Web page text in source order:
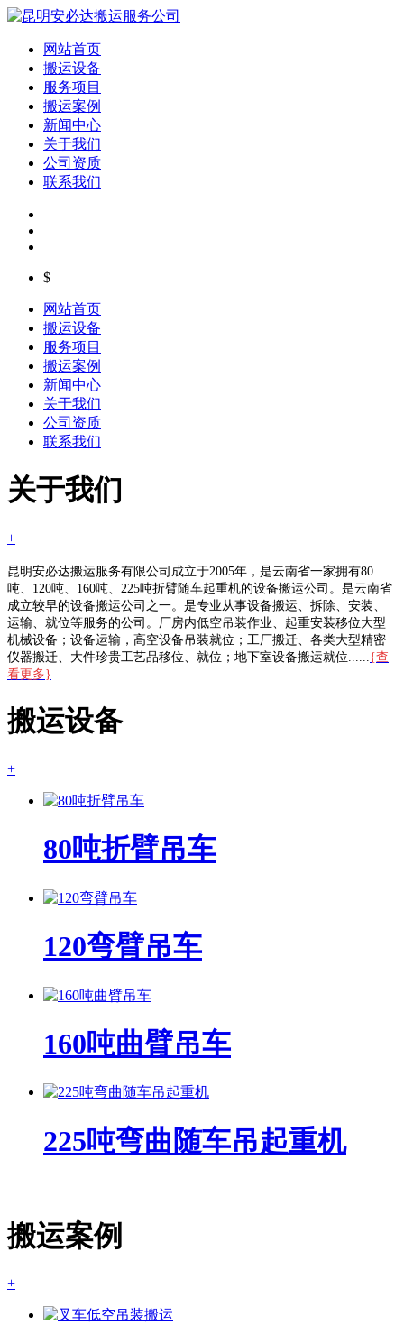
网站首页
搬运设备
服务项目
搬运案例
新闻中心
关于我们
公司资质
联系我们
$
网站首页
搬运设备
服务项目
搬运案例
新闻中心
关于我们
公司资质
联系我们
关于我们
+
昆明安必达搬运服务有限公司成立于2005年，是云南省一家拥有80
吨、120吨、160吨、225吨折臂随车起重机的设备搬运公司。是云南省
成立较早的设备搬运公司之一。是专业从事设备搬运、拆除、安装、
运输、就位等服务的公司。厂房内低空吊装作业、起重安装移位大型
机械设备；设备运输，高空设备吊装就位；工厂搬迁、各类大型精密
仪器搬迁、大件珍贵工艺品移位、就位；地下室设备搬运就位...... {查
看更多}
搬运设备
+
80吨折臂吊车
120弯臂吊车
160吨曲臂吊车
225吨弯曲随车吊起重机
搬运案例
+